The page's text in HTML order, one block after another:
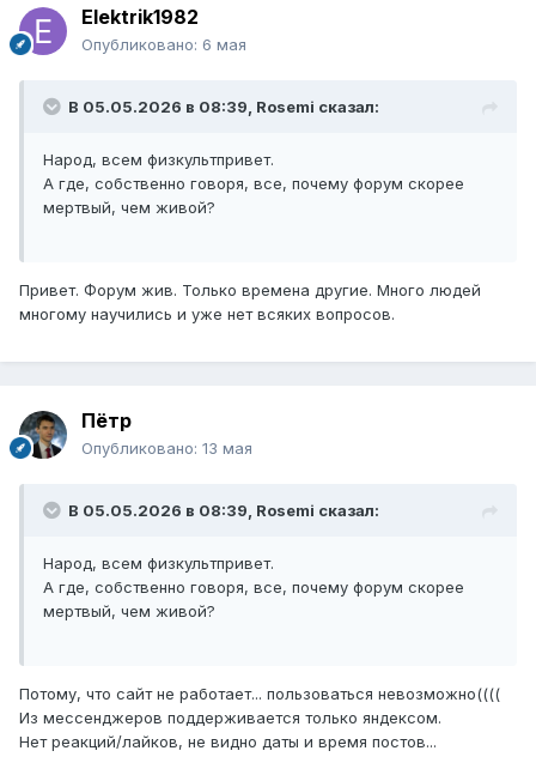
Elektrik1982
Опубликовано: 6 мая
В 05.05.2026 в 08:39, Rosemi сказал:
Народ, всем физкультпривет.
А где, собственно говоря, все, почему форум скорее
мертвый, чем живой?
Привет. Форум жив. Только времена другие. Много людей
многому научились и уже нет всяких вопросов.
Пётр
Опубликовано: 13 мая
В 05.05.2026 в 08:39, Rosemi сказал:
Народ, всем физкультпривет.
А где, собственно говоря, все, почему форум скорее
мертвый, чем живой?
Потому, что сайт не работает... пользоваться невозможно((((
Из мессенджеров поддерживается только яндексом.
Нет реакций/лайков, не видно даты и время постов...